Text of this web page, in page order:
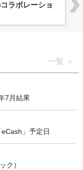
ラボレーショ
一覧
7月結果
」予定日
ク）